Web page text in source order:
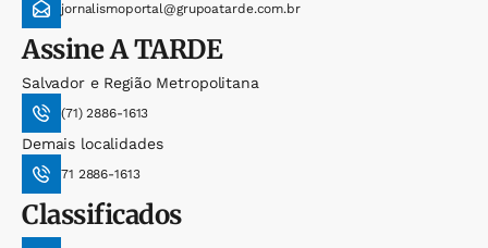
jornalismoportal@grupoatarde.com.br
AssineA TARDE
Salvador e Região Metropolitana
(71) 2886-1613
Demais localidades
71 2886-1613
Classificados